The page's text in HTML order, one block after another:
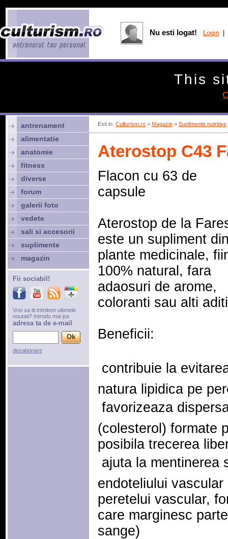
Esti in: Culturism.ro> Magazin> Suplimente nutritive
Aterostop C43
Flacon cu 63 de
capsule
Aterostop de la
este un supliment
plante medicinale,
100% natural, fara
adaosuri de arome,
coloranti sau alti
Beneficii:
 contribuie la
natura lipidica pe
 favorizeaza
(colesterol) formate
posibila trecerea
 ajuta la
endoteliului
peretelui vascular,
care marginesc
sange)
antrenament
alimentatie
anatomie
fitness
diverse
forum
galerii foto
vedete
sali si accesorii
suplimente
magazin
Fii sociabil!
Vrei sa iti trimitem ultimele
noutati? Introdu mai jos
adresa ta de e-mail
dezabonare
Nu esti logat! Login
This